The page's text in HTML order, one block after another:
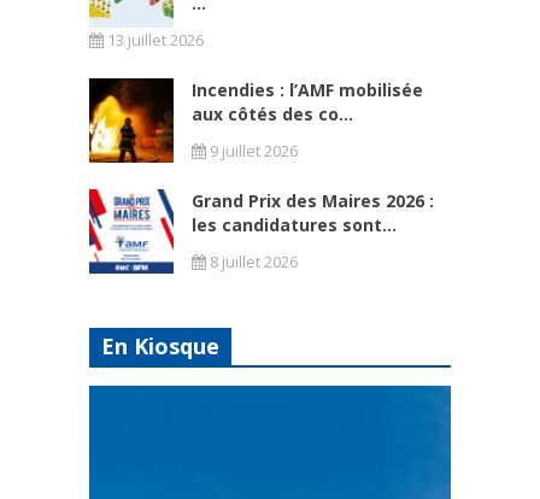
13 juillet 2026
Incendies : l’AMF mobilisée
aux côtés des co...
9 juillet 2026
Grand Prix des Maires 2026 :
les candidatures sont...
8 juillet 2026
En Kiosque